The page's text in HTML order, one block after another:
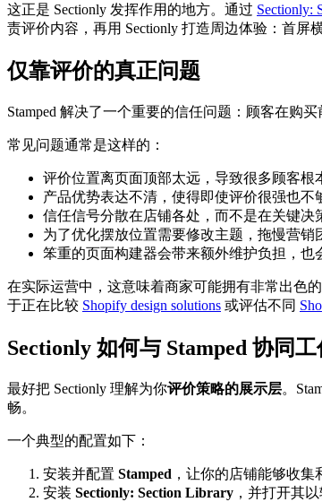
这正是 Sectionly 发挥作用的地方。通过 Sectionly:
责评价内容，再用 Sectionly 打造周边体验：首屏
仅靠评价的真正问题
Stamped 解决了一个重要的信任问题：顾客在购
常见问题通常是这样的：
评价位置离页面顶部太远，导致很多顾客根
产品优势表达不清，使得即使评价很强也不
信任信号分散在店铺各处，而不是在关键决
为了优化摆放位置需要修改主题，拖慢营销
笨重的页面构建器会带来额外维护负担，也
在实际运营中，这意味着商家可能拥有非常出色
于正在比较 Shopify design solutions 或评估不同
Sectionly 如何与 Stamped 协同工
最好把 Sectionly 理解为你评价策略的展示层。
畅。
一个典型的配置如下：
安装并配置 Stamped ，让你的店铺能够收集
安装 Sectionly: Section Library ，并打开其